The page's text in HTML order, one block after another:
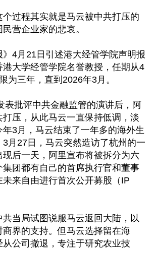
过程其实就是马云被中共打压的
营企业家的悲哀。
4月21日引述港大经管学院声明报
大学经管学院名誉教授，任期从4
为三年，直到2026年3月。
表批评中共金融监管的演讲后，阿
打压，从此马云一直保持低调，淡
3月，马云结束了一年多的海外生
月27日，马云突然造访了杭州的一
现后一天，阿里宣布将被拆分为六
团都有自己的首席执行官和董事
来自由进行首次公开募股（IP
当局试图说服马云返回大陆，以
界的支持。但马云选择留在海
公司撤退，专注于研究农业技